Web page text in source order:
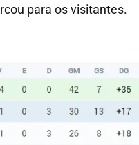
para os visitantes.